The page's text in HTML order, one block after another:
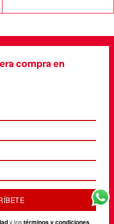
compra en
y lostérminos y condiciones